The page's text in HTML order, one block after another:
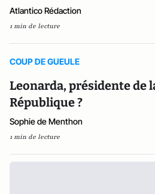
Atlantico Rédaction
1 min de lecture
COUP DE GUEULE
Leonarda, présidente de
République ?
Sophie de Menthon
1 min de lecture